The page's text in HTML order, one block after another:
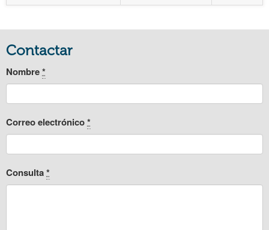
Contactar
Nombre*
Correo electrónico*
Consulta*